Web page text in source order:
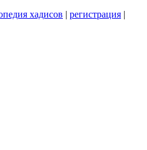
хадисов | регистрация |